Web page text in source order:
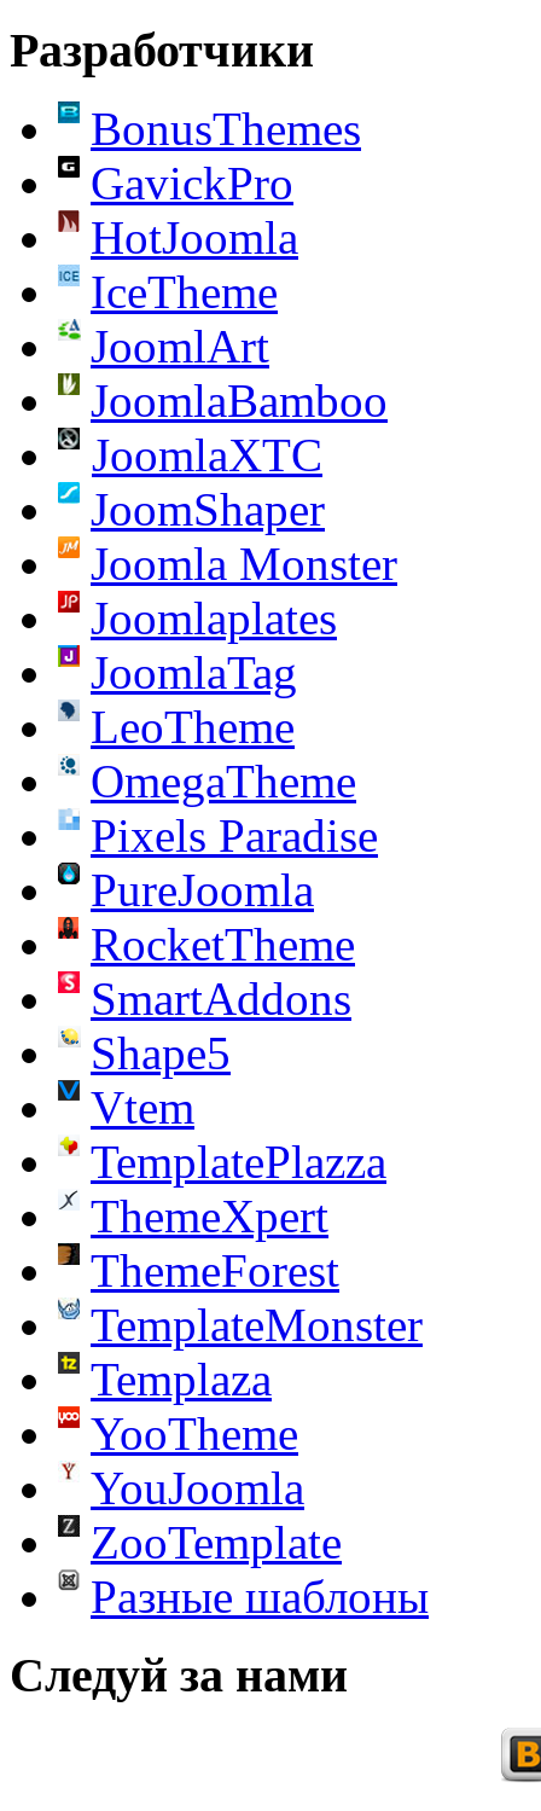
Разработчики
BonusThemes
GavickPro
HotJoomla
IceTheme
JoomlArt
JoomlaBamboo
JoomlaXTC
JoomShaper
Joomla Monster
Joomlaplates
JoomlaTag
LeoTheme
OmegaTheme
Pixels Paradise
PureJoomla
RocketTheme
SmartAddons
Shape5
Vtem
TemplatePlazza
ThemeXpert
ThemeForest
TemplateMonster
Templaza
YooTheme
YouJoomla
ZooTemplate
Разные шаблоны
Следуй за нами